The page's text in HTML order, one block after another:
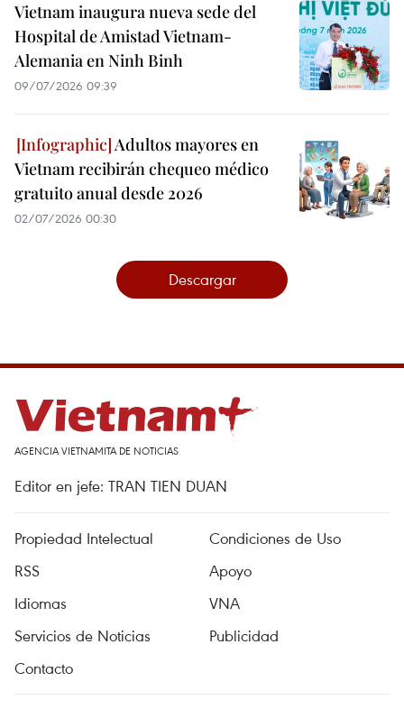
Vietnam inaugura nueva sede del
Hospital de Amistad Vietnam-
Alemania en Ninh Binh
09/07/2026 09:39
Adultos mayores en
Vietnam recibirán chequeo médico
gratuito anual desde 2026
02/07/2026 00:30
Descargar
AGENCIA VIETNAMITA DE NOTICIAS
Editor en jefe: TRAN TIEN DUAN
Propiedad Intelectual
Condiciones de Uso
RSS
Apoyo
Idiomas
VNA
Servicios de Noticias
Publicidad
Contacto